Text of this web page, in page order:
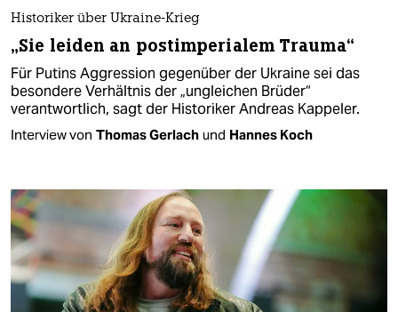
Historiker über Ukraine-Krieg
„Sie leiden an postimperialem Trauma“
Für Putins Aggression gegenüber der Ukraine sei das
besondere Verhältnis der „ungleichen Brüder“
verantwortlich, sagt der Historiker Andreas Kappeler.
Interview von Thomas Gerlach und Hannes Koch